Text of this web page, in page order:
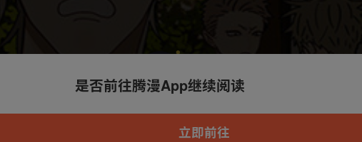
本章节仅支持App阅读，可打开App新用
户7天免费看
是否前往腾漫App继续阅读
立即前往